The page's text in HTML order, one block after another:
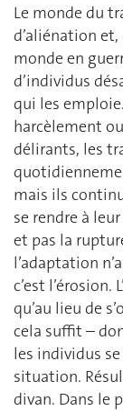
Le monde du
d’aliénation et,
monde en
d’individus
qui les
harcèlement
délirants, les
mais ils
se rendre à
et pas la
l’adaptation
c’est
qu’au lieu de
cela suffit –
les individus
situation.
divan. Dans le